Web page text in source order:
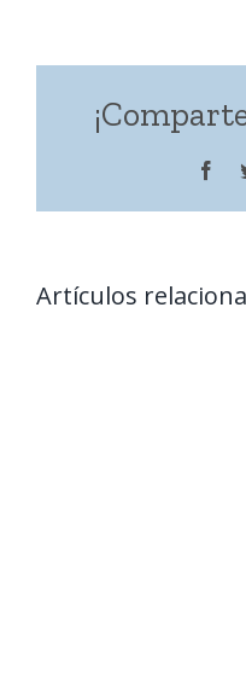
Artículos